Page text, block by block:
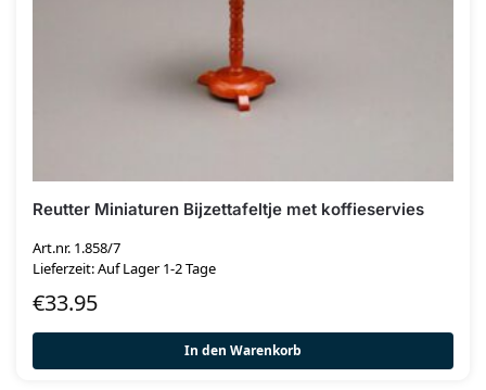
Reutter Miniaturen Bijzettafeltje met koffieservies
Art.nr. 1.858/7
Lieferzeit: Auf Lager 1-2 Tage
€33.95
In den Warenkorb